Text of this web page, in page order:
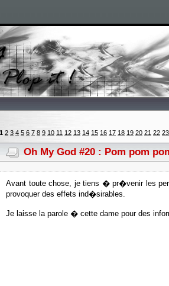
1 2 3 4 5 6 7 8 9 10 11 12 13 14 15 16 17 18 19 20 21 22 23
Oh My God #20 : Pom pom
Avant toute chose, je tiens � pr�venir les
provoquer des effets ind�sirables.
Je laisse la parole � cette dame pour des